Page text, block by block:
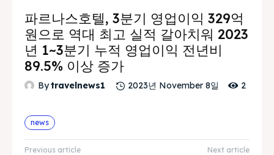
파르나스호텔, 3분기 영업이익 329억
원으로 역대 최고 실적 갈아치워 2023
년 1~3분기 누적 영업이익 전년비
89.5% 이상 증가
Bytravelnews1 2023년 November 8일 2
news
Previous article Next article